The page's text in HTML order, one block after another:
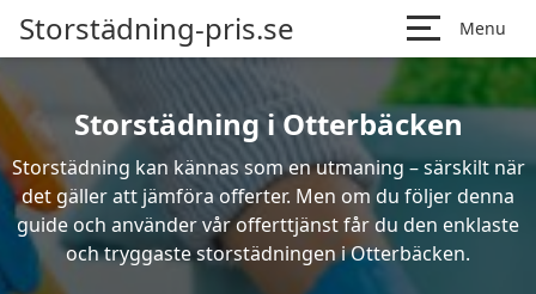
Storstädning-pris.se Menu
Storstädning i Otterbäcken
Storstädning kan kännas som en utmaning – särskilt när
det gäller att jämföra offerter. Men om du följer denna
guide och använder vår offerttjänst får du den enklaste
och tryggaste storstädningen i Otterbäcken.